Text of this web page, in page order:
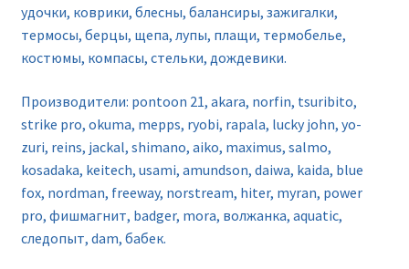
удочки, коврики, блесны, балансиры, зажигалки,
термосы, берцы, щепа, лупы, плащи, термобелье,
костюмы, компасы, стельки, дождевики.
Производители: pontoon 21, akara, norfin, tsuribito,
strike pro, okuma, mepps, ryobi, rapala, lucky john, yo-
zuri, reins, jackal, shimano, aiko, maximus, salmo,
kosadaka, keitech, usami, amundson, daiwa, kaida, blue
fox, nordman, freeway, norstream, hiter, myran, power
pro, фишмагнит, badger, mora, волжанка, aquatic,
следопыт, dam, бабек.